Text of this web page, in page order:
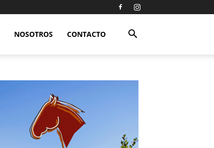
NOSOTROS CONTACTO